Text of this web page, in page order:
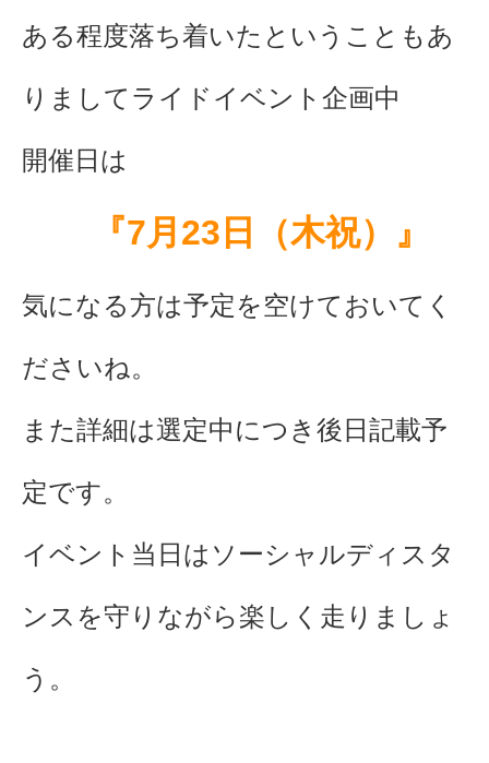
ある程度落ち着いたということもあ
りましてライドイベント企画中
開催日は
『7月23日（木祝）』
気になる方は予定を空けておいてく
ださいね。
また詳細は選定中につき後日記載予
定です。
イベント当日はソーシャルディスタ
ンスを守りながら楽しく走りましょ
う。